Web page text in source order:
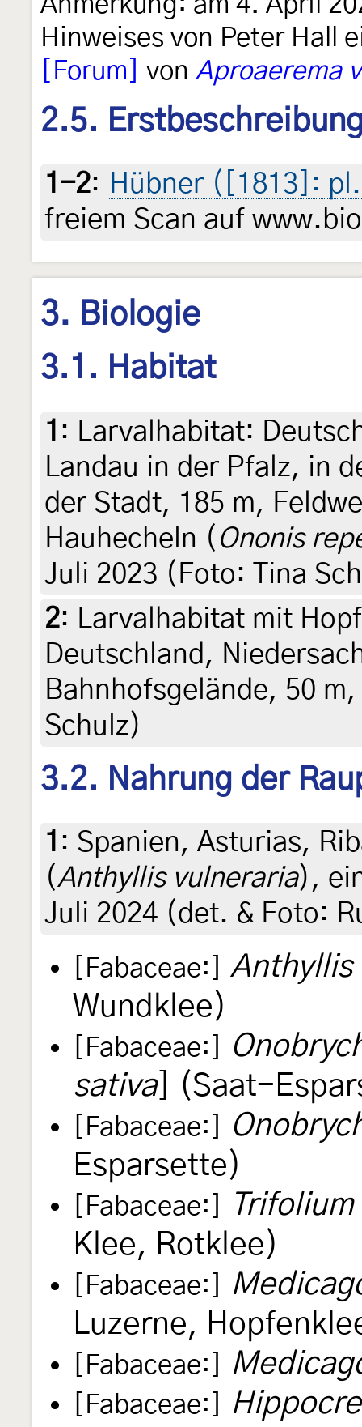
Hinweises von Peter Hall
[Forum]
von Aproaerema
2.5.
1-2: Hübner ([1813]:
freiem Scan auf
3. Biologie
3.1. Habitat
1 : Larvalhabitat:
Landau in der Pfalz, in
der Stadt, 185 m,
Hauhecheln ( Ononis
Juli 2023 (Foto: Tina
2: Larvalhabitat mit
Deutschland,
Bahnhofsgelände, 50
Schulz)
3.2. Nahrung der
1 : Spanien, Asturias,
(Anthyllis vulneraria),
Juli 2024 (det. & Foto:
[Fabaceae:]
Anthyllis
Wundklee)
[Fabaceae:]
sativa] (Saat-
[Fabaceae:]
Esparsette)
[Fabaceae:]
Klee, Rotklee)
[Fabaceae:]
Luzerne,
[Fabaceae:]
[Fabaceae:]